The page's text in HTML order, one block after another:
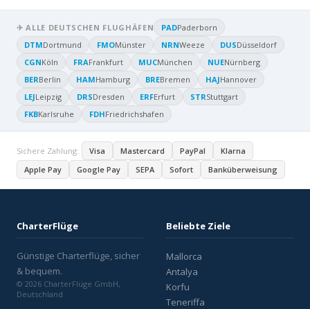
✈ ALLE DEUTSCHEN FLUGHÄFEN PADPaderborn
DTMDortmund FMOMünster NRNWeeze DUSDüsseldorf
CGNKöln FRAFrankfurt MUCMünchen NUENürnberg
BERBerlin HAMHamburg BREBremen HAJHannover
LEJLeipzig DRSDresden ERFErfurt STRStuttgart
FKBKarlsruhe FDHFriedrichshafen
Sichere Zahlung: Visa Mastercard PayPal
Klarna
Apple Pay
Google Pay SEPA Sofort Banküberweisung
CharterFlüge
Günstige Charterflüge, sicher
& bequem.
© 2026 CharterFlüge GmbH,
Deutschland
Beliebte Ziele
Mallorca
Antalya
Korfu
Teneriffa